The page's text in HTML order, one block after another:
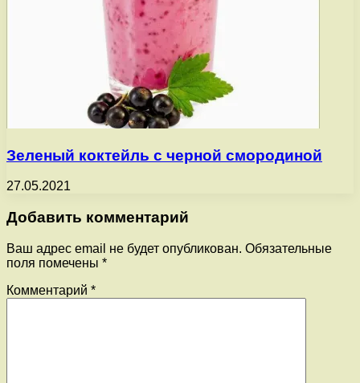
Зеленый коктейль с черной смородиной
27.05.2021
Добавить комментарий
Ваш адрес email не будет опубликован. Обязательные
поля помечены *
Комментарий *